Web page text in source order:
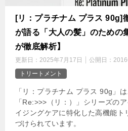
[リ：プラチナム プラス 90g]
が語る「大人の髪」のための
が徹底解析】
更新日： 2025年7月17日 公開日： 2016
トリートメント
「リ：プラチナム プラス 90g」
「Re:>>>（リ：）」シリーズの
イジングケアに特化した高機能ト
づけられています。